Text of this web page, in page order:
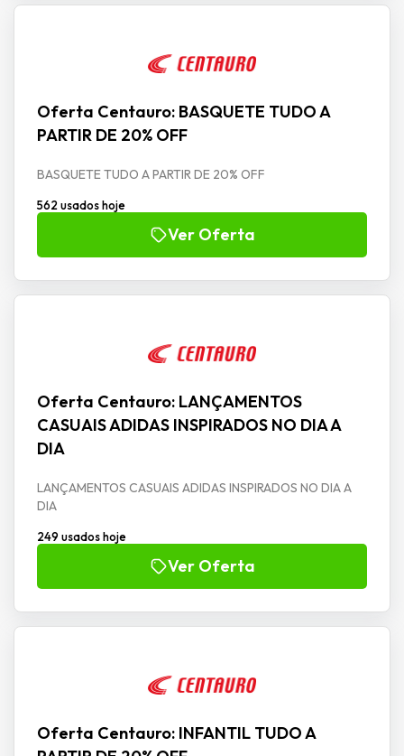
Oferta Centauro: BASQUETE TUDO A
PARTIR DE 20% OFF
BASQUETE TUDO A PARTIR DE 20% OFF
562 usados hoje
Ver Oferta
Oferta Centauro: LANÇAMENTOS
CASUAIS ADIDAS INSPIRADOS NO DIA A
DIA
LANÇAMENTOS CASUAIS ADIDAS INSPIRADOS NO DIA A
DIA
249 usados hoje
Ver Oferta
Oferta Centauro: INFANTIL TUDO A